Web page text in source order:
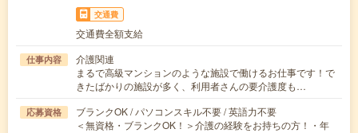
交通費
交通費全額支給
仕事内容
介護関連
まるで高級マンションのような施設で働けるお仕事です！で
きたばかりの施設が多く、利用者さんの要介護度も…
応募資格
ブランクOK / パソコンスキル不要 / 英語力不要
＜無資格・ブランクOK！＞介護の経験をお持ちの方！・年